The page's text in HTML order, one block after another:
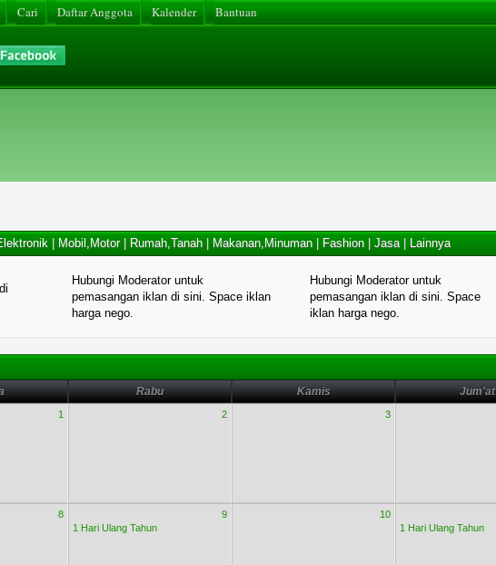
Cari Daftar Anggota Kalender Bantuan
Mobil,Motor| Rumah,Tanah Makanan,Minuman Fashion |Jasa| Lainnya
Hubungi Moderator untuk
pemasangan iklan di sini. Space iklan
harga nego.
Hubungi Moderator untuk
pemasangan iklan di sini. Space
iklan harga nego.
Rabu Kamis Jum'at
1
2 3
8
9
1 Hari Ulang Tahun
10
1 Hari Ulang Tahun